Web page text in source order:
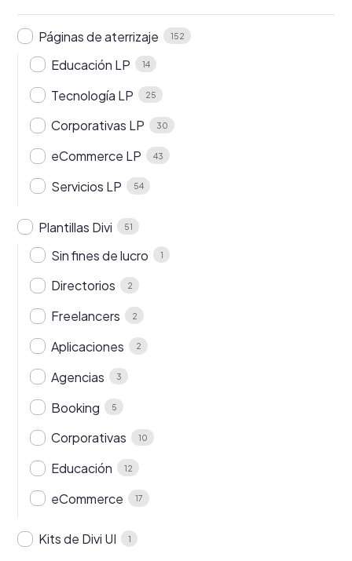
Páginas de aterrizaje 152
Educación LP 14
Tecnología LP 25
Corporativas LP 30
eCommerce LP 43
Servicios LP 54
Plantillas Divi 51
Sin fines de lucro 1
Directorios 2
Freelancers 2
Aplicaciones 2
Agencias 3
Booking 5
Corporativas 10
Educación 12
eCommerce 17
Kits de Divi UI 1